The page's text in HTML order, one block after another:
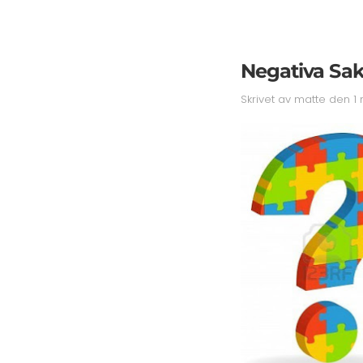
Negativa
Skrivet av matte den 1